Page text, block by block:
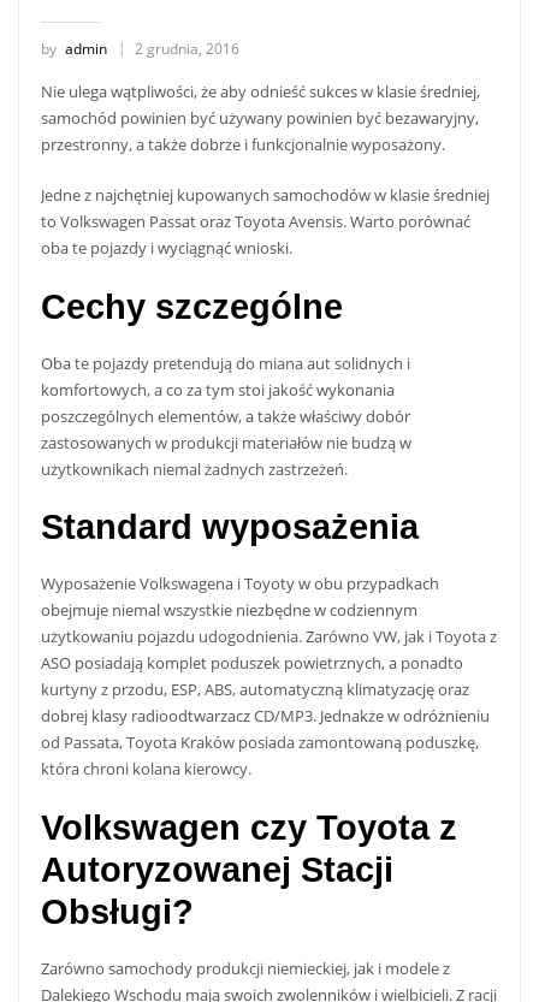
by admin 2 grudnia, 2016
Nie ulega wątpliwości, że aby odnieść sukces w klasie średniej,
samochód powinien być używany powinien być bezawaryjny,
przestronny, a także dobrze i funkcjonalnie wyposażony.
Jedne z najchętniej kupowanych samochodów w klasie średniej
to Volkswagen Passat oraz Toyota Avensis. Warto porównać
oba te pojazdy i wyciągnąć wnioski.
Cechy szczególne
Oba te pojazdy pretendują do miana aut solidnych i
komfortowych, a co za tym stoi jakość wykonania
poszczególnych elementów, a także właściwy dobór
zastosowanych w produkcji materiałów nie budzą w
użytkownikach niemal żadnych zastrzeżeń.
Standard wyposażenia
Wyposażenie Volkswagena i Toyoty w obu przypadkach
obejmuje niemal wszystkie niezbędne w codziennym
użytkowaniu pojazdu udogodnienia. Zarówno VW, jak i Toyota z
ASO posiadają komplet poduszek powietrznych, a ponadto
kurtyny z przodu, ESP, ABS, automatyczną klimatyzację oraz
dobrej klasy radioodtwarzacz CD/MP3. Jednakże w odróżnieniu
od Passata, Toyota Kraków posiada zamontowaną poduszkę,
która chroni kolana kierowcy.
Volkswagen czy Toyota z
Autoryzowanej Stacji
Obsługi?
Zarówno samochody produkcji niemieckiej, jak i modele z
Dalekiego Wschodu mają swoich zwolenników i wielbicieli. Z racji